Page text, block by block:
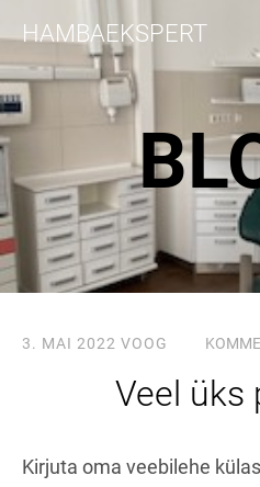
HAMBAEKSPERT
3. MAI 2022 VOOG
Veel üks
Kirjuta oma veebilehe